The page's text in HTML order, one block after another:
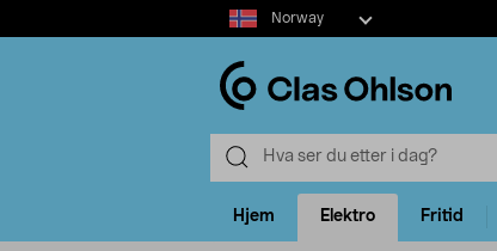
Select
market
Norway
Hjem Elektro Fritid